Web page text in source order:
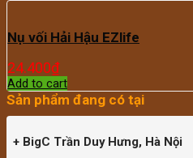
Nụ vối Hải Hậu EZlife
24.400₫
Add to cart
Sản phẩm đang có tại
+ BigC Trần Duy Hưng, Hà Nội